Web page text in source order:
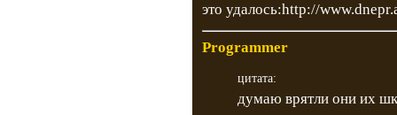
это удалось:http://
Programmer
цитата:
думаю врятли они их